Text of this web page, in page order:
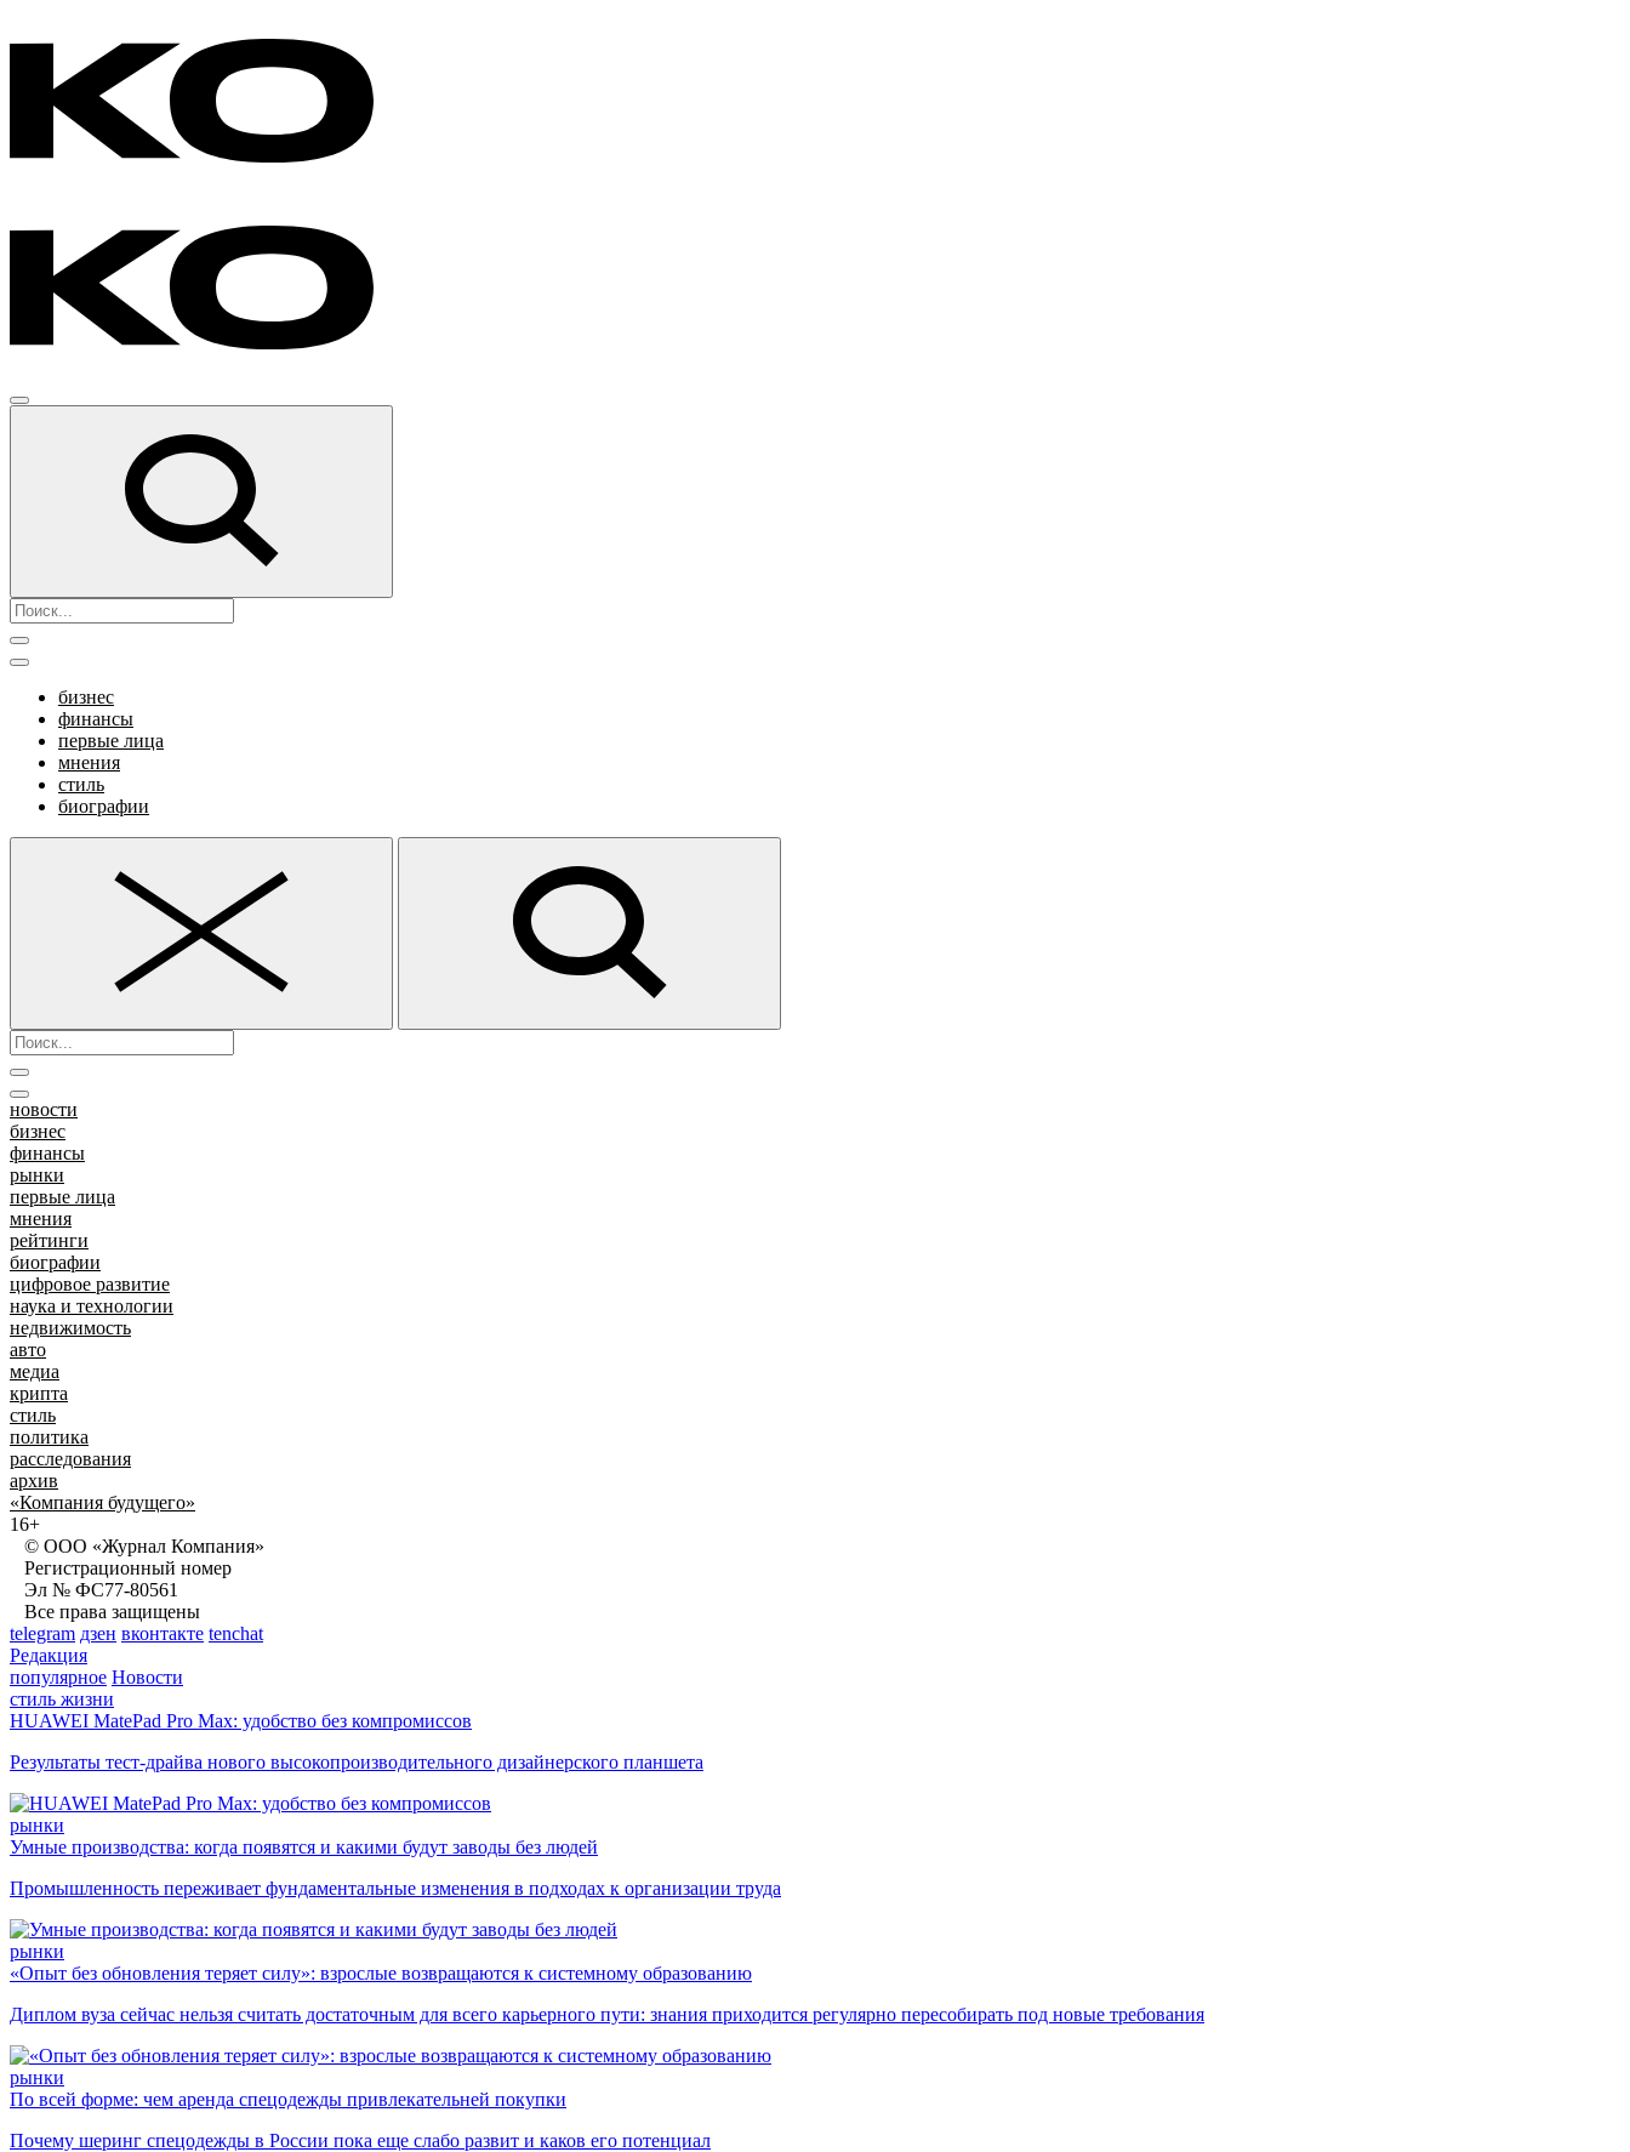
бизнес
финансы
первые лица
мнения
стиль
биографии
новости
бизнес
финансы
рынки
первые лица
мнения
рейтинги
биографии
цифровое развитие
наука и технологии
недвижимость
авто
медиа
крипта
стиль
политика
расследования
архив
«Компания будущего»
16+
© ООО «Журнал Компания»
Регистрационный номер
Эл № ФС77-80561
Все права защищены
telegram дзен вконтакте tenchat
Редакция
популярное Новости
стиль жизни
HUAWEI MatePad Pro Max: удобство без компромиссов
Результаты тест-драйва нового высокопроизводительного дизайнерского планшета
рынки
Умные производства: когда появятся и какими будут заводы без людей
Промышленность переживает фундаментальные изменения в подходах к организации труда
рынки
«Опыт без обновления теряет силу»: взрослые возвращаются к системному образованию
Диплом вуза сейчас нельзя считать достаточным для всего карьерного пути: знания приходится регулярно пересобирать под новые требования
рынки
По всей форме: чем аренда спецодежды привлекательней покупки
Почему шеринг спецодежды в России пока еще слабо развит и каков его потенциал